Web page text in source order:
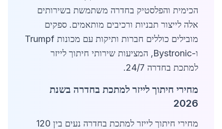
הכימית והפלסטיק בחדרה משתמשת בשירותים
אלה לייצור תבניות ורכיבים מותאמים. ספקים
מובילים כוללים חברות ותיקות עם מכונות Trumpf
ו-Bystronic, המציעות שירותי חיתוך לייזר
למתכת בחדרה 24/7.
מחירי חיתוך לייזר למתכת בחדרה בשנת
2026
מחירי חיתוך לייזר למתכת בחדרה נעים בין 120